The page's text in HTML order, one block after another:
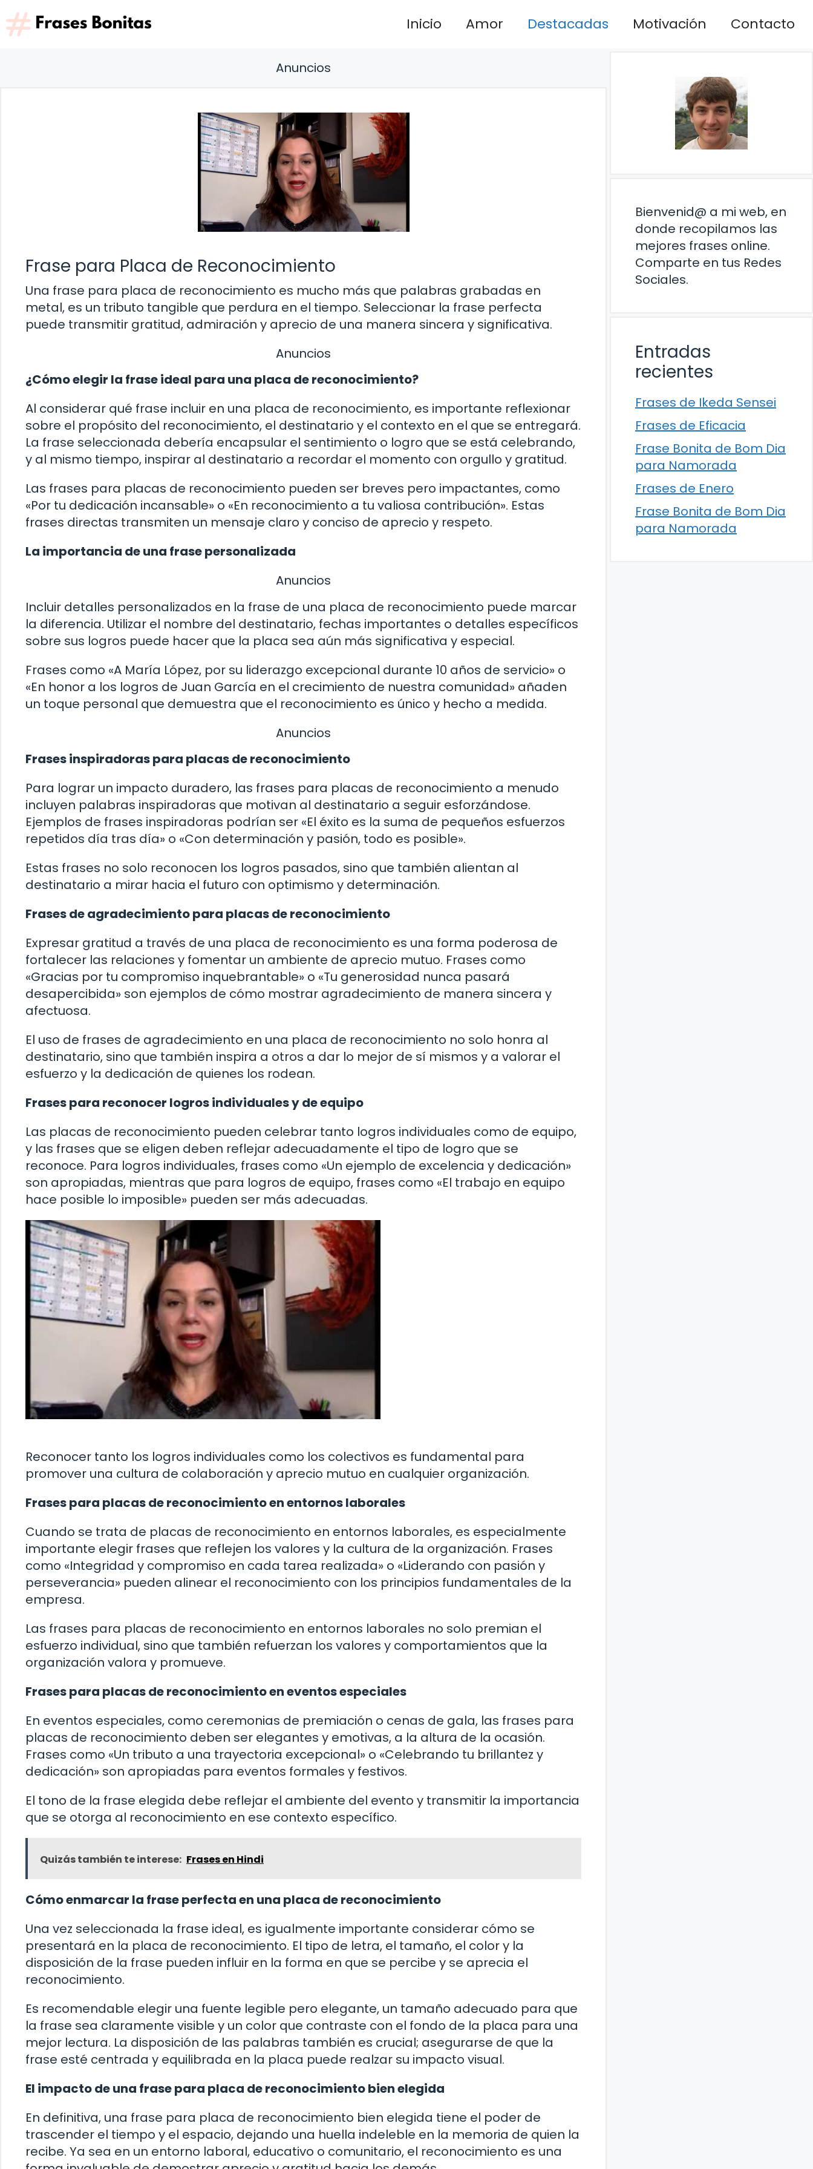
Saltar
al
contenido
Inicio Amor Destacadas Motivación Contacto
Anuncios
Frase para Placa de Reconocimiento
Una frase para placa de reconocimiento es mucho más que palabras grabadas en
metal, es un tributo tangible que perdura en el tiempo. Seleccionar la frase perfecta
puede transmitir gratitud, admiración y aprecio de una manera sincera y significativa.
Anuncios
¿Cómo elegir la frase ideal para una placa de reconocimiento?
Al considerar qué frase incluir en una placa de reconocimiento, es importante reflexionar
sobre el propósito del reconocimiento, el destinatario y el contexto en el que se entregará.
La frase seleccionada debería encapsular el sentimiento o logro que se está celebrando,
y al mismo tiempo, inspirar al destinatario a recordar el momento con orgullo y gratitud.
Las frases para placas de reconocimiento pueden ser breves pero impactantes, como
«Por tu dedicación incansable» o «En reconocimiento a tu valiosa contribución». Estas
frases directas transmiten un mensaje claro y conciso de aprecio y respeto.
La importancia de una frase personalizada
Anuncios
Incluir detalles personalizados en la frase de una placa de reconocimiento puede marcar
la diferencia. Utilizar el nombre del destinatario, fechas importantes o detalles específicos
sobre sus logros puede hacer que la placa sea aún más significativa y especial.
Frases como «A María López, por su liderazgo excepcional durante 10 años de servicio» o
«En honor a los logros de Juan García en el crecimiento de nuestra comunidad» añaden
un toque personal que demuestra que el reconocimiento es único y hecho a medida.
Anuncios
Frases inspiradoras para placas de reconocimiento
Para lograr un impacto duradero, las frases para placas de reconocimiento a menudo
incluyen palabras inspiradoras que motivan al destinatario a seguir esforzándose.
Ejemplos de frases inspiradoras podrían ser «El éxito es la suma de pequeños esfuerzos
repetidos día tras día» o «Con determinación y pasión, todo es posible».
Estas frases no solo reconocen los logros pasados, sino que también alientan al
destinatario a mirar hacia el futuro con optimismo y determinación.
Frases de agradecimiento para placas de reconocimiento
Expresar gratitud a través de una placa de reconocimiento es una forma poderosa de
fortalecer las relaciones y fomentar un ambiente de aprecio mutuo. Frases como
«Gracias por tu compromiso inquebrantable» o «Tu generosidad nunca pasará
desapercibida» son ejemplos de cómo mostrar agradecimiento de manera sincera y
afectuosa.
El uso de frases de agradecimiento en una placa de reconocimiento no solo honra al
destinatario, sino que también inspira a otros a dar lo mejor de sí mismos y a valorar el
esfuerzo y la dedicación de quienes los rodean.
Frases para reconocer logros individuales y de equipo
Las placas de reconocimiento pueden celebrar tanto logros individuales como de equipo,
y las frases que se eligen deben reflejar adecuadamente el tipo de logro que se
reconoce. Para logros individuales, frases como «Un ejemplo de excelencia y dedicación»
son apropiadas, mientras que para logros de equipo, frases como «El trabajo en equipo
hace posible lo imposible» pueden ser más adecuadas.
Reconocer tanto los logros individuales como los colectivos es fundamental para
promover una cultura de colaboración y aprecio mutuo en cualquier organización.
Frases para placas de reconocimiento en entornos laborales
Cuando se trata de placas de reconocimiento en entornos laborales, es especialmente
importante elegir frases que reflejen los valores y la cultura de la organización. Frases
como «Integridad y compromiso en cada tarea realizada» o «Liderando con pasión y
perseverancia» pueden alinear el reconocimiento con los principios fundamentales de la
empresa.
Las frases para placas de reconocimiento en entornos laborales no solo premian el
esfuerzo individual, sino que también refuerzan los valores y comportamientos que la
organización valora y promueve.
Frases para placas de reconocimiento en eventos especiales
En eventos especiales, como ceremonias de premiación o cenas de gala, las frases para
placas de reconocimiento deben ser elegantes y emotivas, a la altura de la ocasión.
Frases como «Un tributo a una trayectoria excepcional» o «Celebrando tu brillantez y
dedicación» son apropiadas para eventos formales y festivos.
El tono de la frase elegida debe reflejar el ambiente del evento y transmitir la importancia
que se otorga al reconocimiento en ese contexto específico.
Quizás también te interese: Frases en Hindi
Cómo enmarcar la frase perfecta en una placa de reconocimiento
Una vez seleccionada la frase ideal, es igualmente importante considerar cómo se
presentará en la placa de reconocimiento. El tipo de letra, el tamaño, el color y la
disposición de la frase pueden influir en la forma en que se percibe y se aprecia el
reconocimiento.
Es recomendable elegir una fuente legible pero elegante, un tamaño adecuado para que
la frase sea claramente visible y un color que contraste con el fondo de la placa para una
mejor lectura. La disposición de las palabras también es crucial; asegurarse de que la
frase esté centrada y equilibrada en la placa puede realzar su impacto visual.
El impacto de una frase para placa de reconocimiento bien elegida
En definitiva, una frase para placa de reconocimiento bien elegida tiene el poder de
trascender el tiempo y el espacio, dejando una huella indeleble en la memoria de quien la
recibe. Ya sea en un entorno laboral, educativo o comunitario, el reconocimiento es una
Bienvenid@ a mi web, en
donde recopilamos las
mejores frases online.
Comparte en tus Redes
Sociales.
Entradas
recientes
Frases de Ikeda Sensei
Frases de Eficacia
Frase Bonita de Bom Dia
para Namorada
Frases de Enero
Frase Bonita de Bom Dia
para Namorada